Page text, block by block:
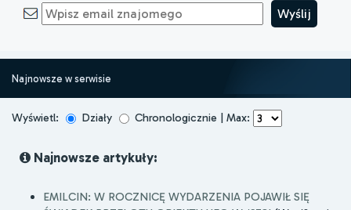
Najnowsze w serwisie
Wyświetl: Działy Chronologicznie | Max:
Najnowsze artykuły:
EMILCIN: W ROCZNICĘ WYDARZENIA POJAWIŁ SIĘ